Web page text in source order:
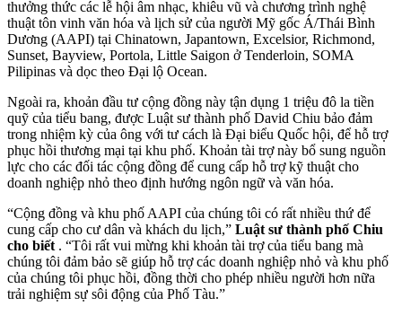
thưởng thức các lễ hội âm nhạc, khiêu vũ và chương trình nghệ
thuật tôn vinh văn hóa và lịch sử của người Mỹ gốc Á/Thái Bình
Dương (AAPI) tại Chinatown, Japantown, Excelsior, Richmond,
Sunset, Bayview, Portola, Little Saigon ở Tenderloin, SOMA
Pilipinas và dọc theo Đại lộ Ocean.
Ngoài ra, khoản đầu tư cộng đồng này tận dụng 1 triệu đô la tiền
quỹ của tiểu bang, được Luật sư thành phố David Chiu bảo đảm
trong nhiệm kỳ của ông với tư cách là Đại biểu Quốc hội, để hỗ trợ
phục hồi thương mại tại khu phố. Khoản tài trợ này bổ sung nguồn
lực cho các đối tác cộng đồng để cung cấp hỗ trợ kỹ thuật cho
doanh nghiệp nhỏ theo định hướng ngôn ngữ và văn hóa.
“Cộng đồng và khu phố AAPI của chúng tôi có rất nhiều thứ để
cung cấp cho cư dân và khách du lịch,” Luật sư thành phố Chiu
cho biết . “Tôi rất vui mừng khi khoản tài trợ của tiểu bang mà
chúng tôi đảm bảo sẽ giúp hỗ trợ các doanh nghiệp nhỏ và khu phố
của chúng tôi phục hồi, đồng thời cho phép nhiều người hơn nữa
trải nghiệm sự sôi động của Phố Tàu.”